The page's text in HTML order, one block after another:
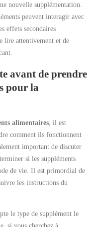
nouvelle supplémentation.
peuvent interagir avec
effets secondaires
lire attentivement et de
avant de prendre
pour la
alimentaires , il est
comment ils fonctionnent
important de discuter
si les suppléments
de vie. Il est primordial de
les instructions du
le type de supplément le